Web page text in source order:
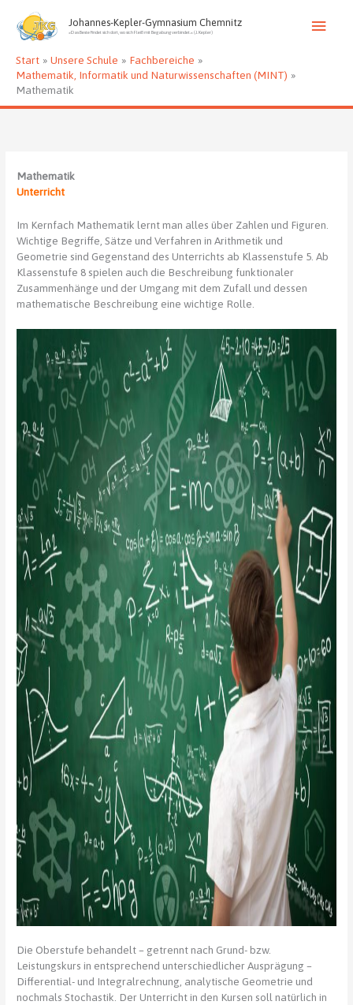
Inhalt
springen
Johannes-Kepler-Gymnasium Chemnitz
»Das Beste findet sich dort, wo sich Fleiß mit Begabung verbindet.« (J. Kepler)
Start Unsere Schule
Fachbereiche
Mathematik, Informatik und Naturwissenschaften (MINT)
Mathematik
Mathematik
Unterricht
Im Kernfach Mathematik lernt man alles über Zahlen und Figuren.
Wichtige Begriffe, Sätze und Verfahren in Arithmetik und
Geometrie sind Gegenstand des Unterrichts ab Klassenstufe 5. Ab
Klassenstufe 8 spielen auch die Beschreibung funktionaler
Zusammenhänge und der Umgang mit dem Zufall und dessen
mathematische Beschreibung eine wichtige Rolle.
Die Oberstufe behandelt – getrennt nach Grund- bzw.
Leistungskurs in entsprechend unterschiedlicher Ausprägung –
Differential- und Integralrechnung, analytische Geometrie und
nochmals Stochastik. Der Unterricht in den Kursen soll natürlich in